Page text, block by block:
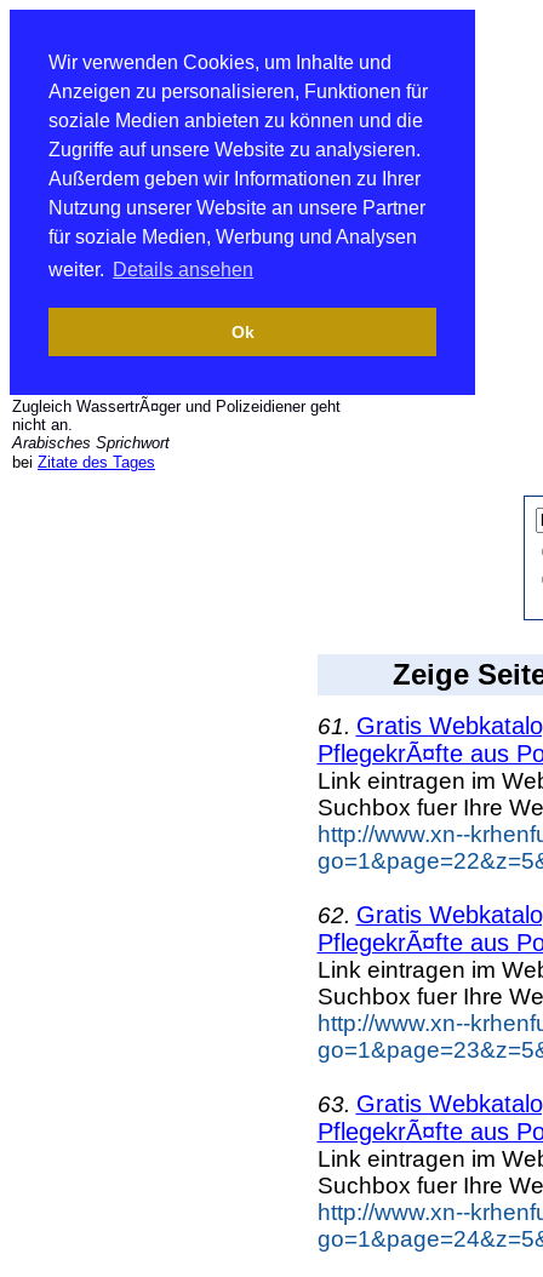
Wir verwenden Cookies, um Inhalte und
Anzeigen zu personalisieren, Funktionen für
soziale Medien anbieten zu können und die
Zugriffe auf unsere Website zu analysieren.
Außerdem geben wir Informationen zu Ihrer
Nutzung unserer Website an unsere Partner
für soziale Medien, Werbung und Analysen
weiter. Details ansehen
Ok
Zugleich WassertrÃ¤ger und Polizeidiener geht
nicht an.
Arabisches Sprichwort
bei Zitate des Tages
Zeige
61. Gratis
PflegekrÃ¤fte aus
Link eintragen im
Suchbox fuer Ihre
http://www.xn--
62. Gratis
PflegekrÃ¤fte aus
Link eintragen im
Suchbox fuer Ihre
http://www.xn--
63. Gratis
PflegekrÃ¤fte aus
Link eintragen im
Suchbox fuer Ihre
http://www.xn--